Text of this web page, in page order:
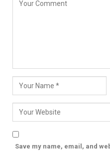
Save my name, email, and